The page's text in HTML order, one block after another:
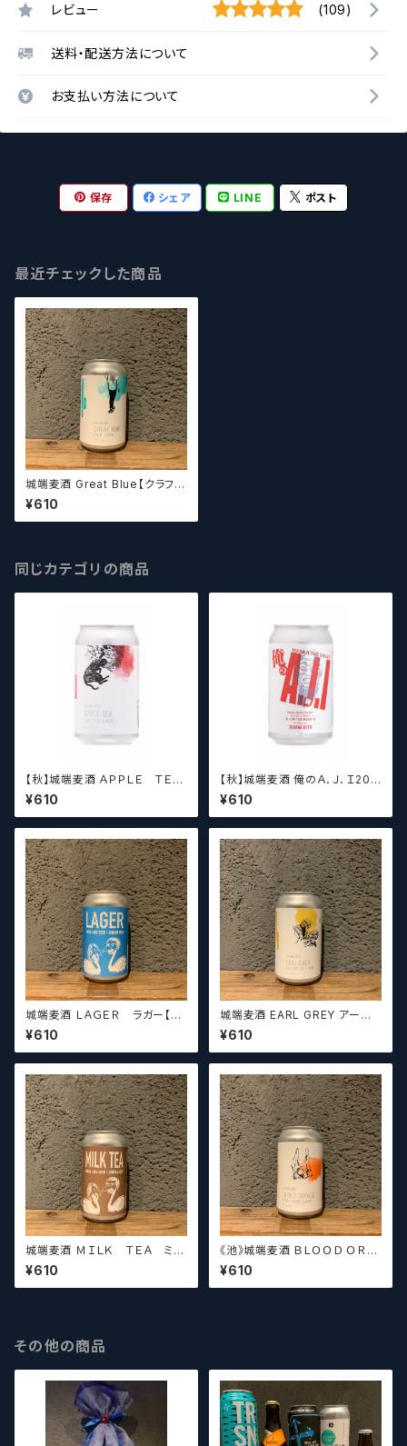
レビュー (109)
送料・配送方法について
お支払い方法について
保存 シェア LINE ポスト
最近チェックした商品
城端麦酒 Great Blue【クラフト
ビールシザーズ】
¥610
同じカテゴリの商品
【秋】城端麦酒 ＡＰＰＬＥ ＴＥ
Ａ アップルティー【クラフトビー
ルシザーズ】
¥610
【秋】城端麦酒 俺のＡ．Ｊ．Ｉ202
1【クラフトビールシザーズ】
¥610
城端麦酒 ＬＡＧＥＲ ラガー【ク
ラフトビールシザーズ】
¥610
城端麦酒 EARL GREY アール
グレイ【クラフトビールシザーズ】
¥610
城端麦酒 ＭＩＬＫ ＴＥＡ ミル
クティー【クラフトビールシザー
ズ】
¥610
《池》城端麦酒 ＢＬＯＯＤ ＯＲＡ
ＮＧＥ ブラッドオレンジ【クラフ
トビールシザーズ】
¥610
その他の商品